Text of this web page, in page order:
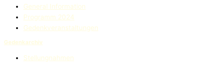
General Information
Programm 2024
Gedenkveranstaltungen
Gedenkarchiv
Stellungnahmen